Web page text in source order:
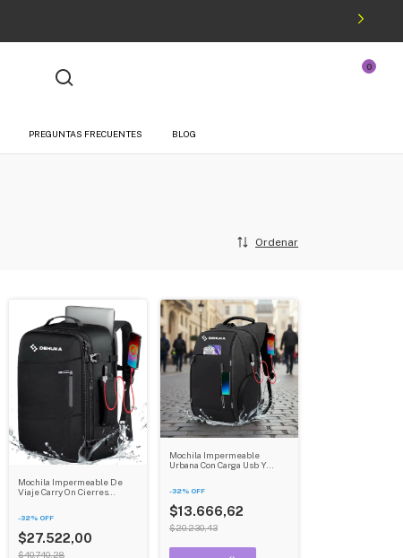
0
PREGUNTAS FRECUENTES BLOG
Ordenar
Mochila Impermeable De
Viaje Carry On Cierres
-32% OFF
$27.522,00
$40.740,28
Mochila Impermeable
Urbana Con Carga Usb Y
-32% OFF
$13.666,62
$20.230,43